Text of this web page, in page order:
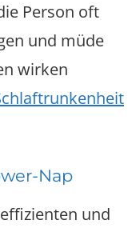
Person oft
und müde
wirken
Nap
und